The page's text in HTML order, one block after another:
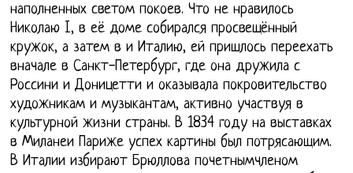
наполненных светом покоев. Что не нравилось
Николаю I, в её доме собирался просвещённый
кружок, а затем в и Италию, ей пришлось переехать
вначале в Санкт-Петербург, где она дружила с
Россини и Доницетти и оказывала покровительство
художникам и музыкантам, активно участвуя в
культурной жизни страны. В 1834 году на выставках
в Миланеи Париже успех картины был потрясающим.
В Италии избирают Брюллова почетнымчленом